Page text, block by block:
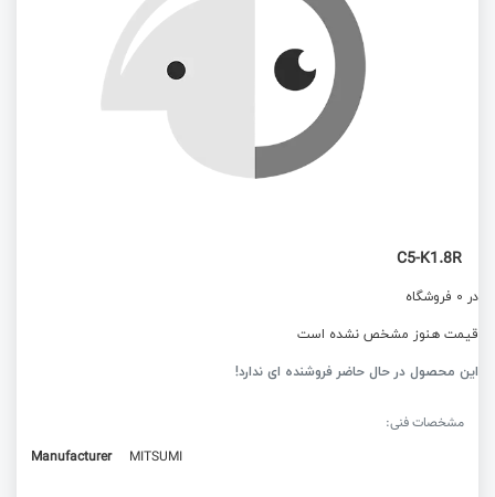
C5-K1.8R
در 0 فروشگاه
قیمت هنوز مشخص نشده است
این محصول در حال حاضر فروشنده ای ندارد!
مشخصات فنی:
Manufacturer
MITSUMI